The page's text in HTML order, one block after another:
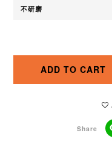
ADD TO CART
Share